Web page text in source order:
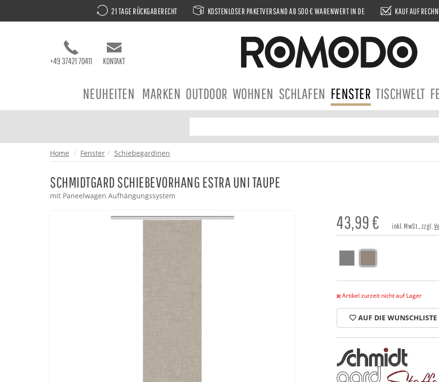
21 TAGE RÜCKGABERECHT KOSTENLOSER PAKETVERSAND AB 500 € WARENWERT IN DE KAUF AUF
+49 37421 70411 KONTAKT
NEUHEITEN MARKEN OUTDOOR WOHNEN SCHLAFEN FENSTER TISCHWELT
Home Fenster Schiebegardinen
SCHMIDTGARD SCHIEBEVORHANG ESTRA UNI TAUPE
mit Paneelwagen Aufhängungssystem
43,99€ inkl. MwSt., zzgl.
Artikel zurzeit nicht auf Lager
AUF DIE WUNSCHLISTE